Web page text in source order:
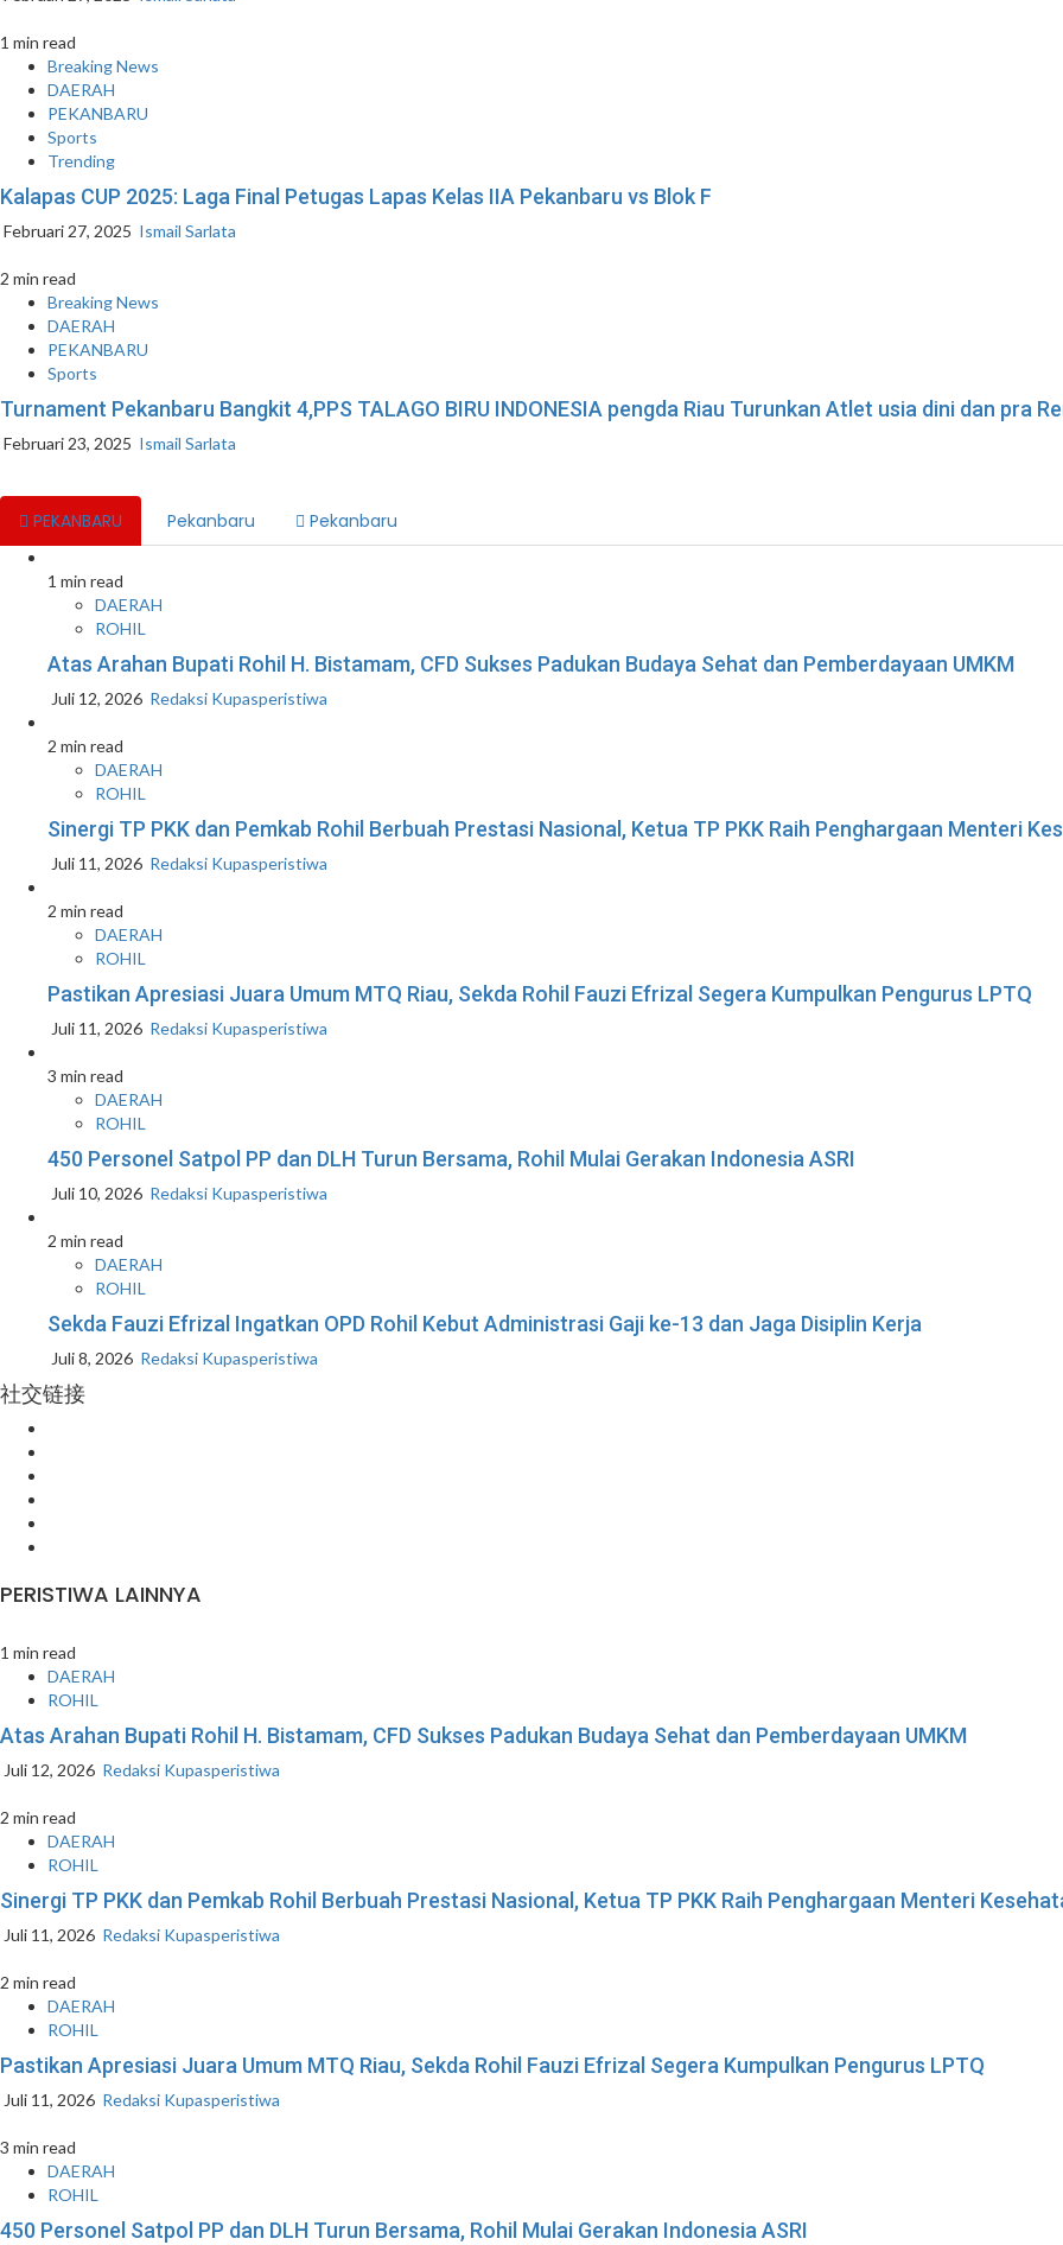
1 min read
Breaking News
DAERAH
PEKANBARU
Sports
Trending
Kalapas CUP 2025: Laga Final Petugas Lapas Kelas IIA Pekanbaru vs Blok F
Februari 27, 2025 Ismail Sarlata
2 min read
Breaking News
DAERAH
PEKANBARU
Sports
Turnament Pekanbaru Bangkit 4,PPS TALAGO BIRU INDONESIA pengda Riau Turunkan Atlet usia dini dan pra
Februari 23, 2025 Ismail Sarlata
PEKANBARU Pekanbaru Pekanbaru
1 min read
DAERAH
ROHIL
Atas Arahan Bupati Rohil H. Bistamam, CFD Sukses Padukan Budaya Sehat dan Pemberdayaan UMKM
Juli 12, 2026 Redaksi Kupasperistiwa
2 min read
DAERAH
ROHIL
Sinergi TP PKK dan Pemkab Rohil Berbuah Prestasi Nasional, Ketua TP PKK Raih Penghargaan Menteri
Juli 11, 2026 Redaksi Kupasperistiwa
2 min read
DAERAH
ROHIL
Pastikan Apresiasi Juara Umum MTQ Riau, Sekda Rohil Fauzi Efrizal Segera Kumpulkan Pengurus LPTQ
Juli 11, 2026 Redaksi Kupasperistiwa
3 min read
DAERAH
ROHIL
450 Personel Satpol PP dan DLH Turun Bersama, Rohil Mulai Gerakan Indonesia ASRI
Juli 10, 2026 Redaksi Kupasperistiwa
2 min read
DAERAH
ROHIL
Sekda Fauzi Efrizal Ingatkan OPD Rohil Kebut Administrasi Gaji ke-13 dan Jaga Disiplin Kerja
Juli 8, 2026 Redaksi Kupasperistiwa
社交链接
PERISTIWA LAINNYA
1 min read
DAERAH
ROHIL
Atas Arahan Bupati Rohil H. Bistamam, CFD Sukses Padukan Budaya Sehat dan Pemberdayaan UMKM
Juli 12, 2026 Redaksi Kupasperistiwa
2 min read
DAERAH
ROHIL
Sinergi TP PKK dan Pemkab Rohil Berbuah Prestasi Nasional, Ketua TP PKK Raih Penghargaan Menteri
Juli 11, 2026 Redaksi Kupasperistiwa
2 min read
DAERAH
ROHIL
Pastikan Apresiasi Juara Umum MTQ Riau, Sekda Rohil Fauzi Efrizal Segera Kumpulkan Pengurus LPTQ
Juli 11, 2026 Redaksi Kupasperistiwa
3 min read
DAERAH
ROHIL
450 Personel Satpol PP dan DLH Turun Bersama, Rohil Mulai Gerakan Indonesia ASRI